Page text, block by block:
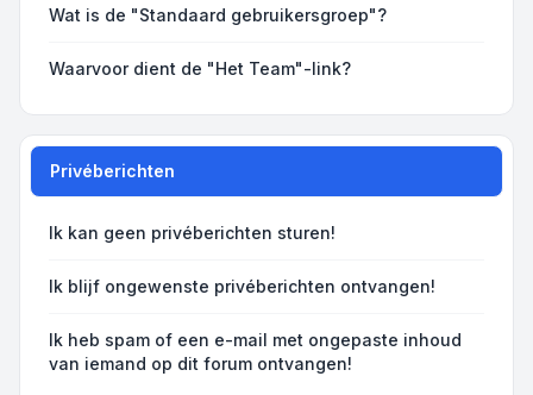
Wat is de "Standaard gebruikersgroep"?
Waarvoor dient de "Het Team"-link?
Privéberichten
Ik kan geen privéberichten sturen!
Ik blijf ongewenste privéberichten ontvangen!
Ik heb spam of een e-mail met ongepaste inhoud
van iemand op dit forum ontvangen!